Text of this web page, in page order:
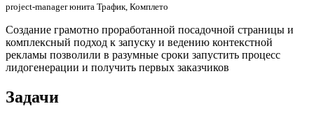
project-manager юнита Трафик, Комплето
Создание грамотно проработанной посадочной страницы и
комплексный подход к запуску и ведению контекстной
рекламы позволили в разумные сроки запустить процесс
лидогенерации и получить первых заказчиков
Задачи